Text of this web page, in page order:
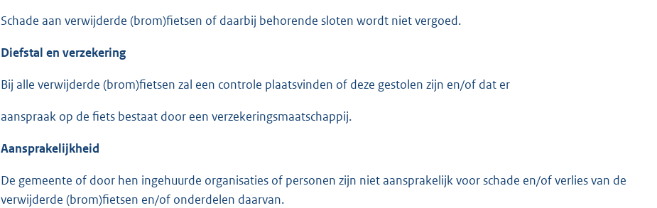
Schade aan verwijderde (brom)fietsen of daarbij behorende sloten wordt niet vergoed.
Diefstal en verzekering
Bij alle verwijderde (brom)fietsen zal een controle plaatsvinden of deze gestolen zijn en/of dat er
aanspraak op de fiets bestaat door een verzekeringsmaatschappij.
Aansprakelijkheid
De gemeente of door hen ingehuurde organisaties of personen zijn niet aansprakelijk voor schade en/of verlies van de
verwijderde (brom)fietsen en/of onderdelen daarvan.